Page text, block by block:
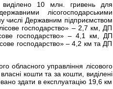
виділено 10 млн. гривень для
лісогосподарськими
числі Державним підприємством
господарство» – 2,7 км, ДП
господарство» – 4,1 км, ДП
господарство» – 4,2 км та ДП
обласного управління лісового
кошти та за кошти, виділені
здати в експлуатацію 19,6 км